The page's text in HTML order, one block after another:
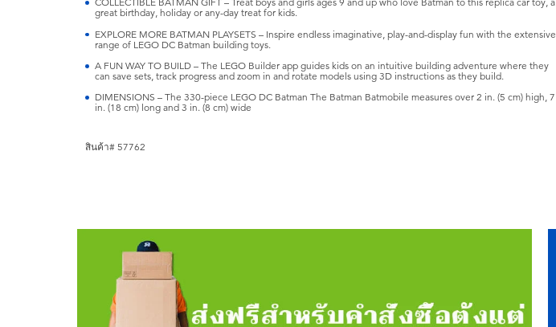
COLLECTIBLE BATMAN GIFT – Treat boys and girls ages 9 and up who love Batman to this replica car toy, a
great birthday, holiday or any-day treat for kids.
EXPLORE MORE BATMAN PLAYSETS – Inspire endless imaginative, play-and-display fun with the extensive
range of LEGO DC Batman building toys.
A FUN WAY TO BUILD – The LEGO Builder app guides kids on an intuitive building adventure where they
can save sets, track progress and zoom in and rotate models using 3D instructions as they build.
DIMENSIONS – The 330-piece LEGO DC Batman The Batman Batmobile measures over 2 in. (5 cm) high, 7
in. (18 cm) long and 3 in. (8 cm) wide
สินค้า# 57762